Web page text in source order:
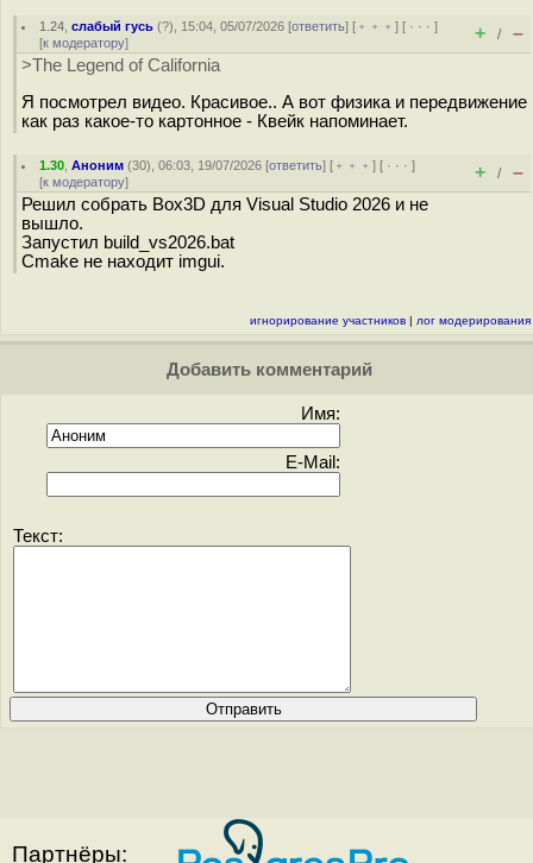
1.24 ,слабый гусь (?), 15:04, 05/07/2026 [ответить] [ ﹢﹢﹢] [ · · ·]
[к модератору] + / –
>The Legend of California
Я посмотрел видео. Красивое.. А вот физика и передвижение
как раз какое-то картонное - Квейк напоминает.
1.30 ,Аноним (30), 06:03, 19/07/2026 [ответить] [ ﹢﹢﹢] [ · · ·]
[к модератору] + / –
Решил собрать Box3D для Visual Studio 2026 и не
вышло.
Запустил build_vs2026.bat
Cmake не находит imgui.
игнорирование участников | лог модерирования
Добавить комментарий
Имя:
E-Mail:
Текст:
Партнёры: